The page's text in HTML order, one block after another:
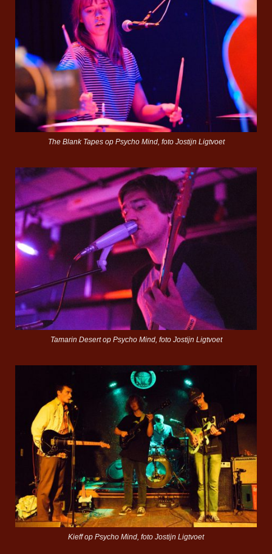
The Blank Tapes op Psycho Mind, foto Jostijn Ligtvoet
Tamarin Desert op Psycho Mind, foto Jostijn Ligtvoet
Kieff op Psycho Mind, foto Jostijn Ligtvoet